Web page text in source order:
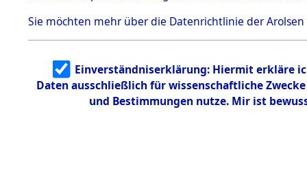
Todesmärsch
en
5.3.2
Identifizierun
g
5.3.3
Todesmärsch
Branch -
Sie möchten mehr über die Datenrichtlinie der Arolsen
Einverständniserklärung: Hiermit erkläre
Daten ausschließlich für wissenschaftliche
und Bestimmungen nutze. Mir ist